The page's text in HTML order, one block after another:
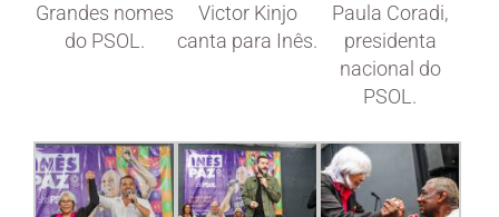
Grandes nomes
do PSOL.
Victor Kinjo
canta para Inês.
Paula Coradi,
presidenta
nacional do
PSOL.